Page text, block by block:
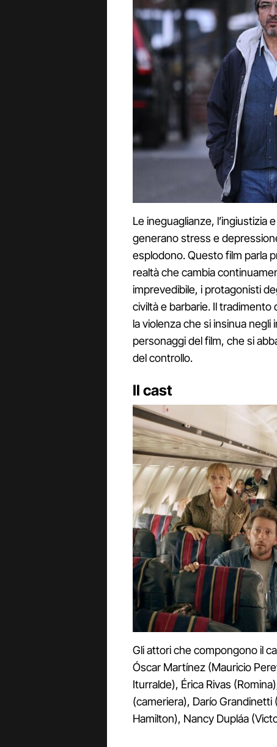
Le ineguaglianze, l’ingiustizia
generano stress e
esplodono. Questo film parla
realtà che cambia
imprevedibile, i protagonisti
civiltà e barbarie. Il
la violenza che si insinua
personaggi del film, che si
del controllo.
Il cast
Gli attori che compongono il
Óscar Martínez (Mauricio
Iturralde), Érica Rivas
(cameriera), Darío
Hamilton), Nancy Dupláa